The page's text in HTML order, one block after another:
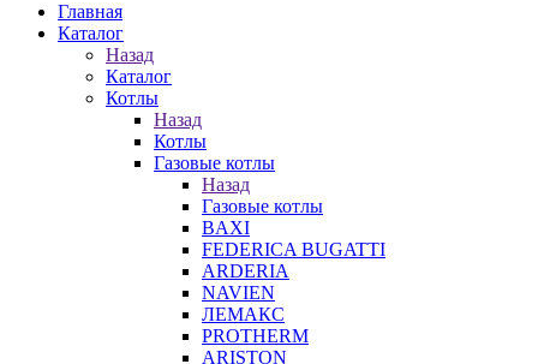
Главная
Каталог
Назад
Каталог
Котлы
Назад
Котлы
Газовые котлы
Назад
Газовые котлы
BAXI
FEDERICA BUGATTI
ARDERIA
NAVIEN
ЛЕМАКС
PROTHERM
ARISTON